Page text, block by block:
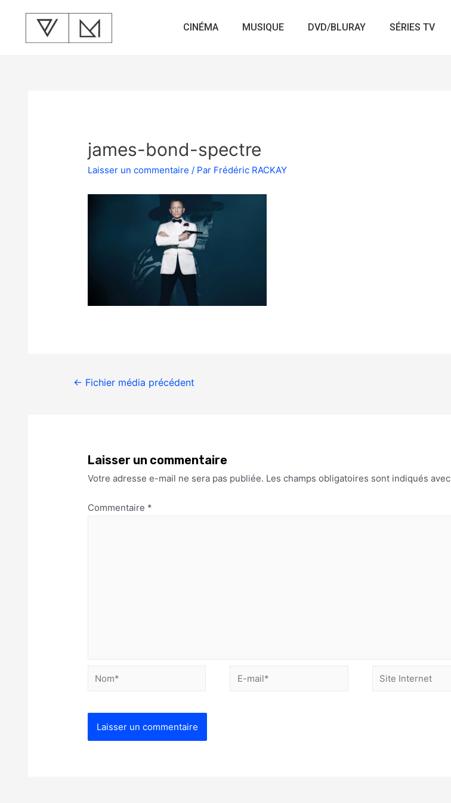
CINÉMA MUSIQUE DVD/BLURAY SÉRIES TV
james-bond-spectre
Laisser un commentaire / Par Frédéric RACKAY
← Fichier média précédent
Laisser un commentaire
Votre adresse e-mail ne sera pas publiée. Les champs obligatoires sont indiqués avec
Commentaire *